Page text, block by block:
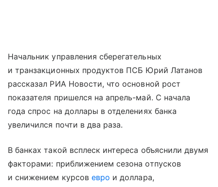
Начальник управления сберегательных
и транзакционных продуктов ПСБ Юрий Латанов
рассказал РИА Новости, что основной рост
показателя пришелся на апрель-май. С начала
года спрос на доллары в отделениях банка
увеличился почти в два раза.
В банках такой всплеск интереса объяснили двумя
факторами: приближением сезона отпусков
и снижением курсов евро и доллара,